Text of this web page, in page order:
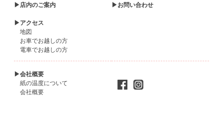
▶店内のご案内
▶アクセス
地図
お車でお越しの方
電車でお越しの方
▶お問い合わせ
▶会社概要
紙の温度について
会社概要